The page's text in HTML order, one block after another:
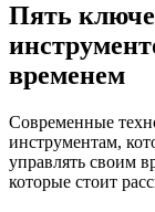
Пять
временем
Современные
инструментам,
управлять своим
которые стоит